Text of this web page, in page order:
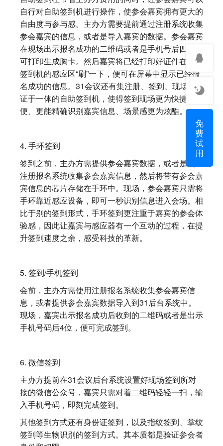
自行对自助签到机进行操作，使参会嘉宾拥有更大的
自由度与参与感。主办方需要提前通过注册系统收集
参会嘉宾的信息，或者是导入嘉宾的数据。参会嘉宾
在现场出示报名成功的二维码或者是手机号后四位便
可打印生成胸卡。然后嘉宾将已经打印好证件在自助
签到机的感应区“刷”一下，便可在屏幕中显示已经报
名成功的信息。31会议还有集注册、签到、现场制
证于一体的自助签到机，使得签到现场更为快捷方
便、更能精确识别嘉宾信息、场景感更为炫酷。
4. 手环签到
签到之前，主办方需提供参会嘉宾数据，或者是使用
注册报名系统收集参会嘉宾信息，然后将带有参会嘉
宾信息的芯片存储在手环中。现场，参会嘉宾只需将
手环靠近感应设备，即可一秒识别信息进入会场。相
比于别的签到形式，手环签到更注重于嘉宾的参会体
验感，因此让嘉宾与感应器有一个互动的过程，在提
升签到速度之余，感受科技的革新。
5. 签到/手机签到
会前，主办方需使用注册报名系统收集参会嘉宾信
息，或者提供参会嘉宾数据导入到31后台系统中。
现场，嘉宾出示报名成功后收到的二维码或者是出示
手机号码后4位，便可完成签到。
6. 微信签到
主办方提前在31会议后台系统设置好现场签到所对
接的微信公众号，嘉宾只需对着二维码轻轻一扫，输
入手机号码，即刻完成签到。
其他签到方式还有身份证签到，以及指纹签到、掌纹
签到等生物识别的签到方式。其本质都是验证参会者
免
费
试
用